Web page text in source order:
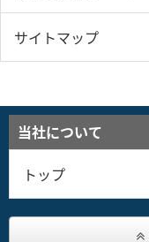
サイトマップ
当社について
トップ